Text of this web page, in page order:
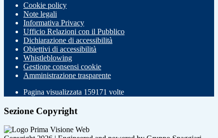
Cookie policy
Note legali
Informativa Privacy
Ufficio Relazioni con il Pubblico
Dichiarazione di accessibilità
Obiettivi di accessibilità
Whistleblowing
Gestione consensi cookie
Amministrazione trasparente
Pagina visualizzata 159171 volte
Sezione Copyright